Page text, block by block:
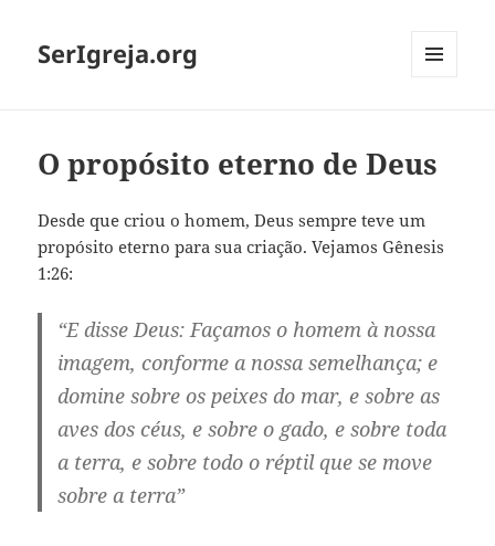
SerIgreja.org
O propósito eterno de Deus
Desde que criou o homem, Deus sempre teve um
propósito eterno para sua criação. Vejamos Gênesis
1:26:
“E disse Deus: Façamos o homem à nossa
imagem, conforme a nossa semelhança; e
domine sobre os peixes do mar, e sobre as
aves dos céus, e sobre o gado, e sobre toda
a terra, e sobre todo o réptil que se move
sobre a terra”